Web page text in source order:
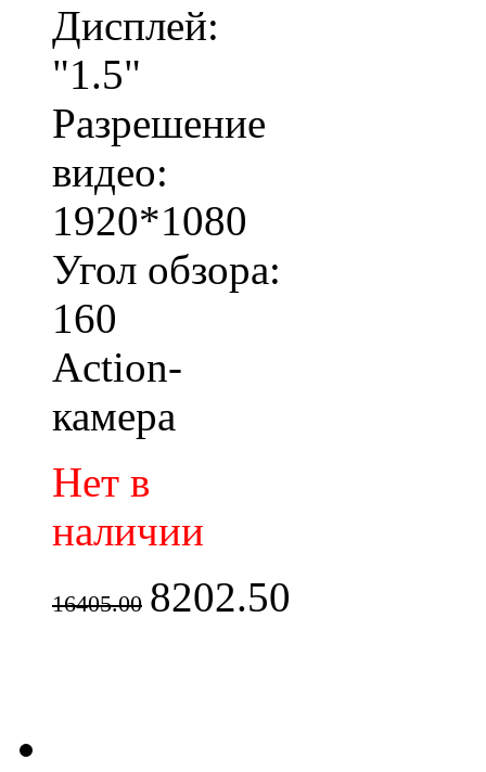
Дисплей:
"1.5"
Разрешение
видео:
1920*1080
Угол обзора:
160
Action-
камера
Нет в
наличии
16405.00 8202.50